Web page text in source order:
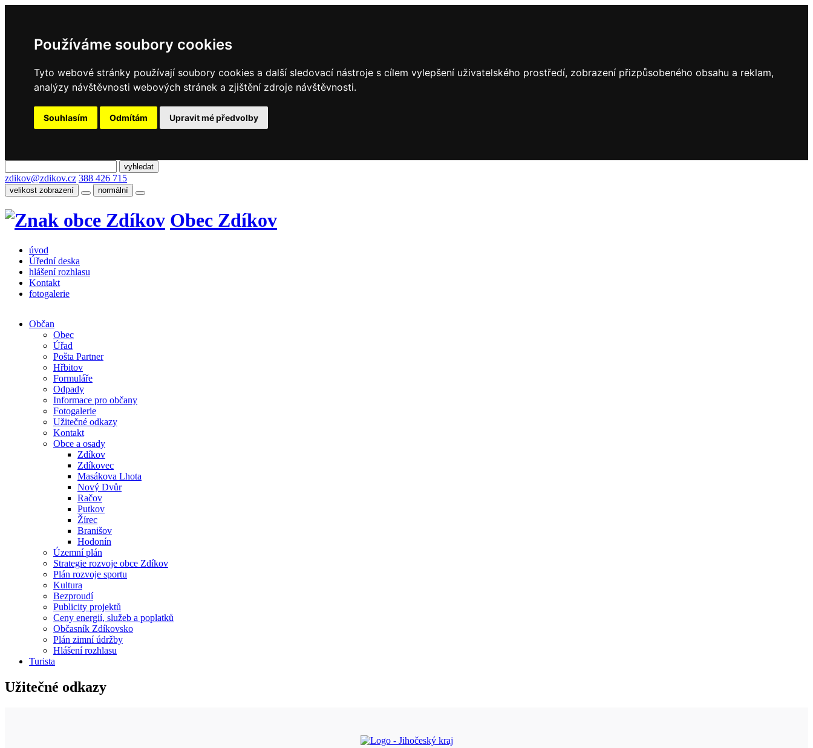
Používáme soubory cookies
Tyto webové stránky používají soubory cookies a další sledovací nástroje s cílem vylepšení uživatelského prostředí, zobrazení přizpůsobeného obsahu a reklam,
analýzy návštěvnosti webových stránek a zjištění zdroje návštěvnosti.
Souhlasím Odmítám Upravit mé předvolby
zdikov@zdikov.cz 388 426 715
velikost zobrazení normální
Obec Zdíkov
úvod
Úřední deska
hlášení rozhlasu
Kontakt
fotogalerie
Občan
Obec
Úřad
Pošta Partner
Hřbitov
Formuláře
Odpady
Informace pro občany
Fotogalerie
Užitečné odkazy
Kontakt
Obce a osady
Zdíkov
Zdíkovec
Masákova Lhota
Nový Dvůr
Račov
Putkov
Žírec
Branišov
Hodonín
Územní plán
Strategie rozvoje obce Zdíkov
Plán rozvoje sportu
Kultura
Bezproudí
Publicity projektů
Ceny energií, služeb a poplatků
Občasník Zdíkovsko
Plán zimní údržby
Hlášení rozhlasu
Turista
Užitečné odkazy